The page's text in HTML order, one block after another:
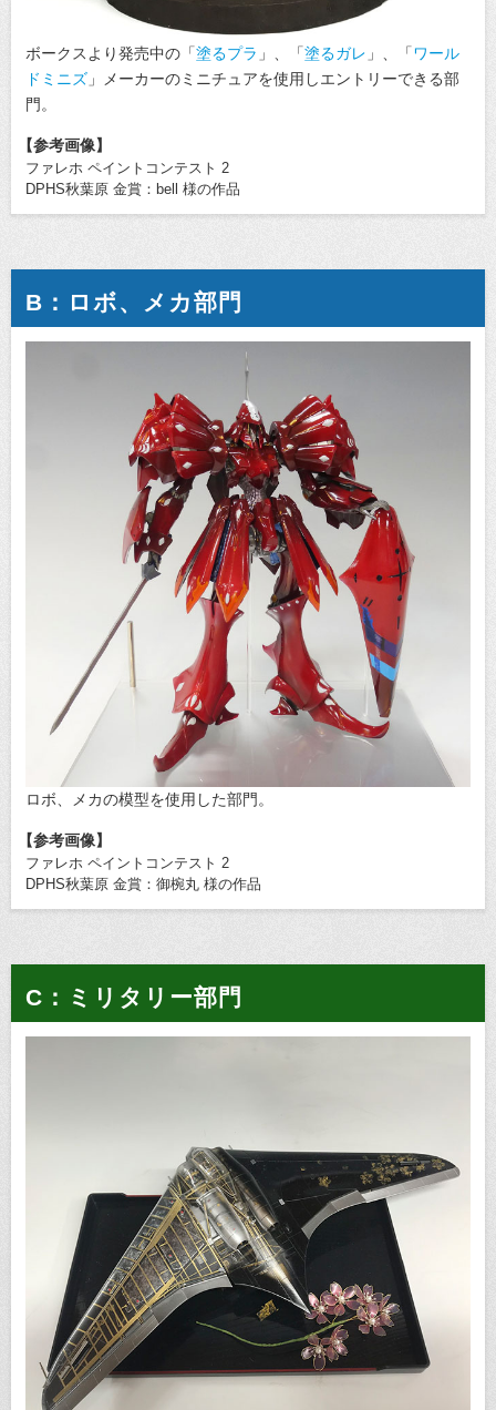
ボークスより発売中の「塗るプラ 」、「塗るガレ 」、「ワール
ドミニズ」メーカーのミニチュアを使用しエントリーできる部
門。
【参考画像】
ファレホ ペイントコンテスト 2
DPHS秋葉原 金賞：bell 様の作品
B：ロボ、メカ部門
ロボ、メカの模型を使用した部門。
【参考画像】
ファレホ ペイントコンテスト 2
DPHS秋葉原 金賞：御椀丸 様の作品
C：ミリタリー部門